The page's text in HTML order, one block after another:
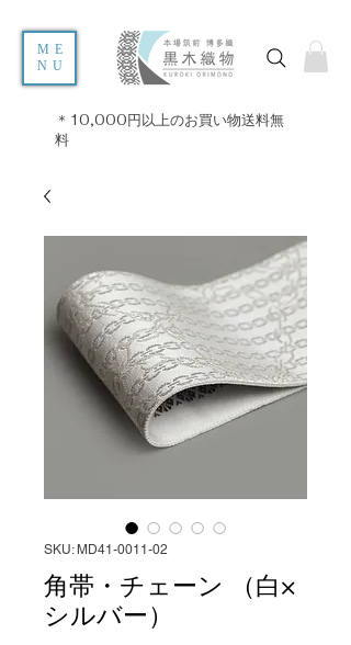
ME
NU
＊10,000円以上のお買い物送料無
料
SKU: MD41-0011-02
角帯・チェーン （白×
シルバー）